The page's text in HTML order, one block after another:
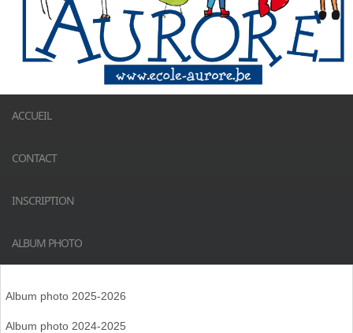
ACCUEIL
CONTACT
INSCRIPTION
ALBUM PHOTO
Album photo 2025-2026
Album photo 2024-2025